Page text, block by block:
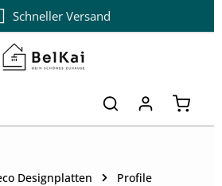
Schneller Versand
Designplatten Profile